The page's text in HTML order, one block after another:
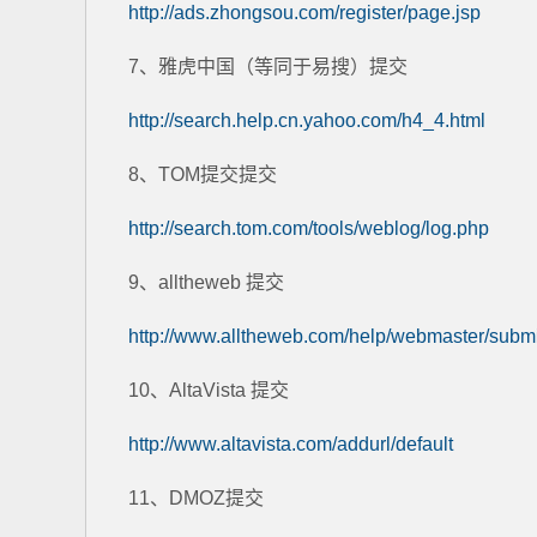
http://ads.zhongsou.com/register/page.jsp
7、雅虎中国（等同于易搜）提交
http://search.help.cn.yahoo.com/h4_4.html
8、TOM提交提交
http://search.tom.com/tools/weblog/log.php
9、alltheweb 提交
http://www.alltheweb.com/help/webmaster/
10、AltaVista 提交
http://www.altavista.com/addurl/default
11、DMOZ提交